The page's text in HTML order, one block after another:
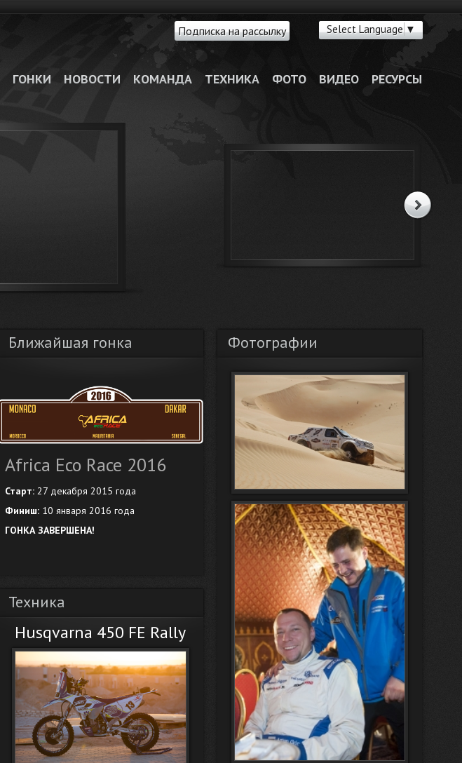
Подписка на рассылку Select Language▼
РЕСУРСЫ
ВИДЕО
ФОТО
ТЕХНИКА
КОМАНДА
НОВОСТИ
ГОНКИ
Фотографии
Ближайшая гонка
Africa Eco Race 2016
Старт: 27 декабря 2015 года
Финиш: 10 января 2016 года
ГОНКА ЗАВЕРШЕНА!
Техника
Husqvarna 450 FE Rally